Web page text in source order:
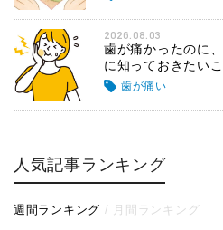
2026.08.03
歯が痛かったのに
に知っておきたいこ
歯が痛い
人気記事ランキング
週間ランキング 月間ランキング